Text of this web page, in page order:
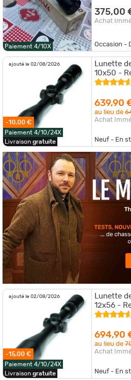
Paiement 4/10X
375,00
Achat
Occasion -
ajouté le 02/08/2026
-10,00 €
Paiement 4/10/24X
Livraison gratuite
Lunette
10x50 -
639,90
au lieu de
Achat
Neuf - En
ajouté le 02/08/2026
-15,00 €
Paiement 4/10/24X
Livraison gratuite
Lunette
12x56 -
694,90
au lieu de
Achat
Neuf - En